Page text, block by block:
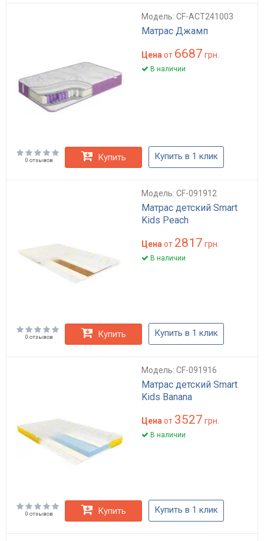
Модель: CF-ACT241003
Матрас Джамп
Цена от 6687 грн.
В наличии
0 отзывов Купить Купить в 1 клик
Модель: CF-091912
Матрас детский Smart
Kids Peach
Цена от 2817 грн.
В наличии
0 отзывов Купить Купить в 1 клик
Модель: CF-091916
Матрас детский Smart
Kids Banana
Цена от 3527 грн.
В наличии
0 отзывов Купить Купить в 1 клик